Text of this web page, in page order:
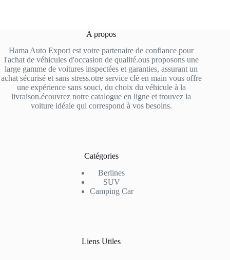
A propos
Hama Auto Export est votre partenaire de confiance pour
l'achat de véhicules d'occasion de qualité.ous proposons une
large gamme de voitures inspectées et garanties, assurant un
achat sécurisé et sans stress.otre service clé en main vous offre
une expérience sans souci, du choix du véhicule à la
livraison.écouvrez notre catalogue en ligne et trouvez la
voiture idéale qui correspond à vos besoins.
Catégories
Berlines
SUV
Camping Car
Liens Utiles